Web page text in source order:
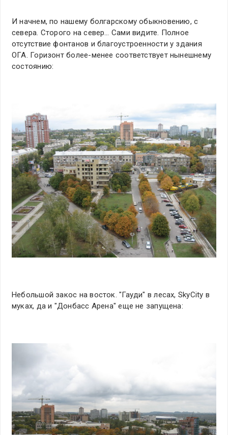
И начнем, по нашему болгарскому обыкновению, с
севера. Сторого на север… Сами видите. Полное
отсутствие фонтанов и благоустроенности у здания
ОГА. Горизонт более-менее соответствует нынешнему
состоянию:
Небольшой закос на восток. "Гауди" в лесах, SkyCity в
муках, да и "Донбасс Арена" еще не запущена: